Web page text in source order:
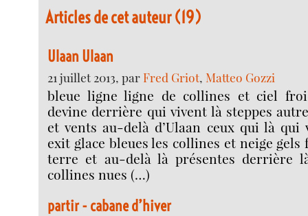
Articles de cet auteur (19)
Ulaan Ulaan
21 juillet 2013, parFred Griot,Matteo Gozzi
bleue ligne ligne de collines et ciel
devine derrière qui vivent là steppes
et vents au-delà d’Ulaan ceux qui là qui
exit glace bleues les collines et neige gels
terre et au-delà là présentes derrière
collines nues (…)
partir - cabane d’hiver